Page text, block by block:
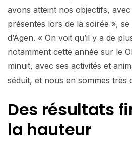
avons atteint nos objectifs,
présentes lors de la soirée »,
d’Agen. « On voit qu’il y a de
notamment cette année sur le
minuit, avec ses activités et
séduit, et nous en sommes très
Des résultats
la hauteur